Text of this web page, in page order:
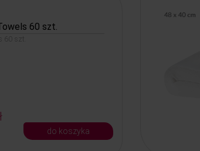
60 szt.
60 szt.
do koszyka